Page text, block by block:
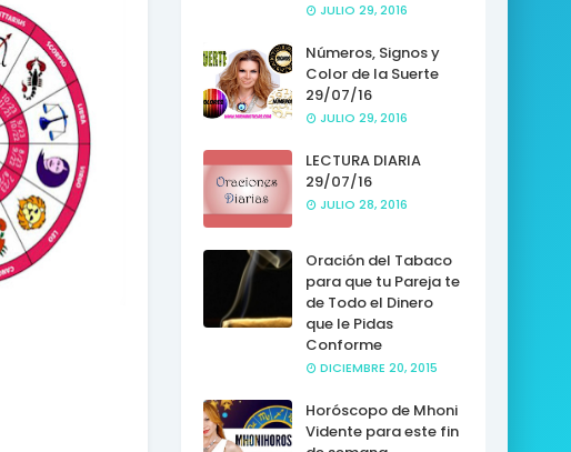
JULIO 29, 2016
Números, Signos y
Color de la Suerte
29/07/16
JULIO 29, 2016
LECTURA DIARIA
29/07/16
JULIO 28, 2016
Oración del Tabaco
para que tu Pareja te
de Todo el Dinero
que le Pidas
Conforme
DICIEMBRE 20, 2015
Horóscopo de Mhoni
Vidente para este fin